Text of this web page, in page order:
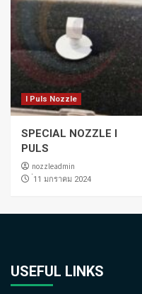
I Puls Nozzle
SPECIAL NOZZLE I
PULS
nozzleadmin
่11 มกราคม 2024
USEFUL LINKS